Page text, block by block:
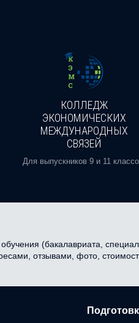
КОЛЛЕДЖ
ЭКОНОМИЧЕСКИХ
МЕЖДУНАРОДНЫХ
СВЯЗЕЙ
Для выпускников 9 и 11
(бакалавриата,
отзывами, фото,